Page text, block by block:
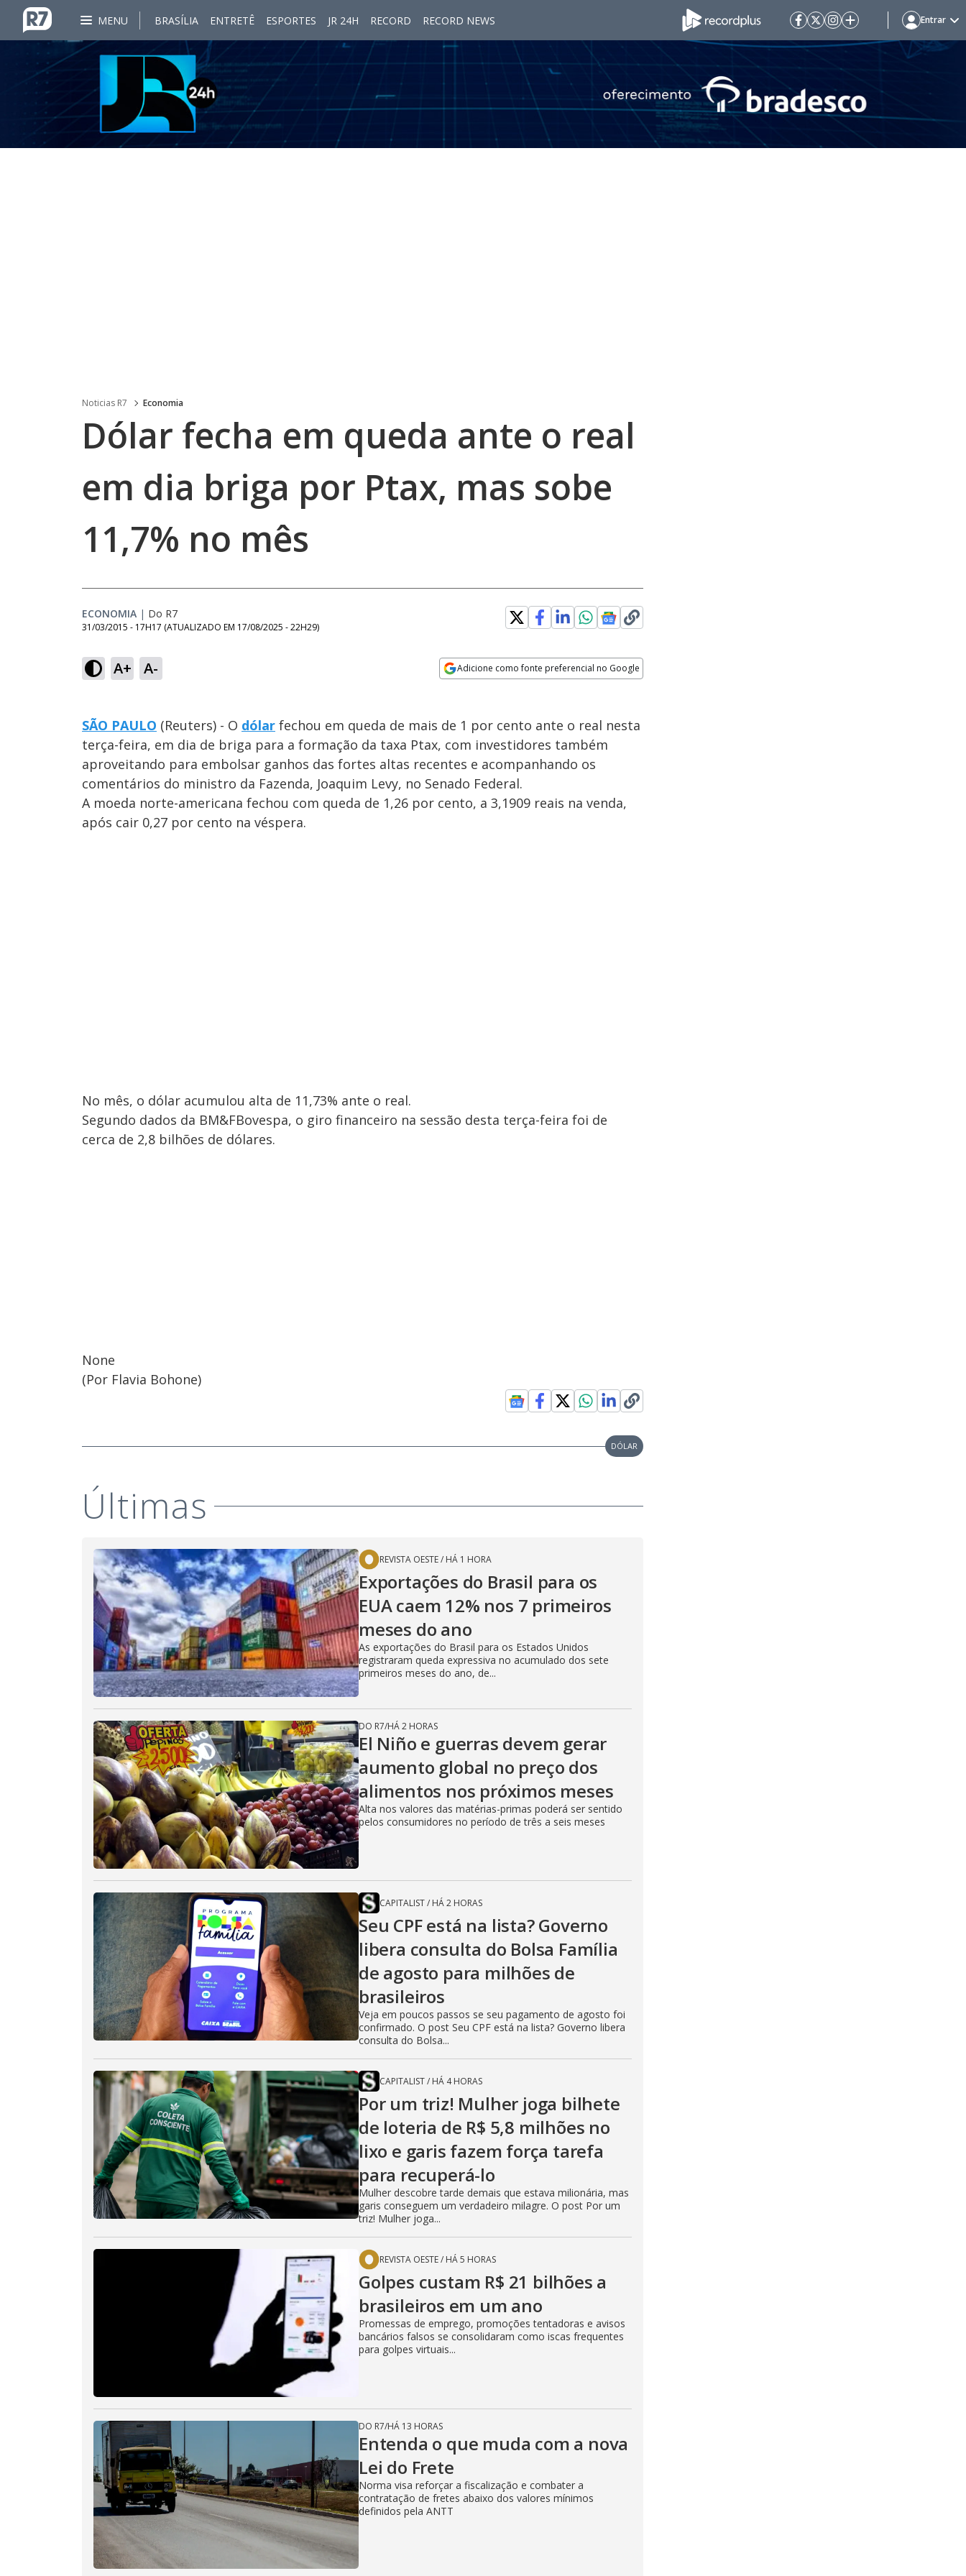
MENU BRASÍLIA ENTRETÊ ESPORTES JR 24H RECORD RECORD NEWS Entrar
Noticias R7 Economia
Dólar fecha em queda ante o real
em dia briga por Ptax, mas sobe
11,7% no mês
ECONOMIA | Do R7
31/03/2015 - 17H17 (ATUALIZADO EM 17/08/2025 - 22H29)
A+ A- Adicione como fonte preferencial no Google
SÃO PAULO (Reuters) - O dólar fechou em queda de mais de 1 por cento ante o real nesta
terça-feira, em dia de briga para a formação da taxa Ptax, com investidores também
aproveitando para embolsar ganhos das fortes altas recentes e acompanhando os
comentários do ministro da Fazenda, Joaquim Levy, no Senado Federal.
A moeda norte-americana fechou com queda de 1,26 por cento, a 3,1909 reais na venda,
após cair 0,27 por cento na véspera.
No mês, o dólar acumulou alta de 11,73% ante o real.
Segundo dados da BM&FBovespa, o giro financeiro na sessão desta terça-feira foi de
cerca de 2,8 bilhões de dólares.
None
(Por Flavia Bohone)
DÓLAR
Últimas
REVISTA OESTE/ HÁ 1 HORA
Exportações do Brasil para os
EUA caem 12% nos 7 primeiros
meses do ano
As exportações do Brasil para os Estados Unidos
registraram queda expressiva no acumulado dos sete
primeiros meses do ano, de...
DO R7/HÁ 2 HORAS
El Niño e guerras devem gerar
aumento global no preço dos
alimentos nos próximos meses
Alta nos valores das matérias-primas poderá ser sentido
pelos consumidores no período de três a seis meses
CAPITALIST/ HÁ 2 HORAS
Seu CPF está na lista? Governo
libera consulta do Bolsa Família
de agosto para milhões de
brasileiros
Veja em poucos passos se seu pagamento de agosto foi
confirmado. O post Seu CPF está na lista? Governo libera
consulta do Bolsa...
CAPITALIST/ HÁ 4 HORAS
Por um triz! Mulher joga bilhete
de loteria de R$ 5,8 milhões no
lixo e garis fazem força tarefa
para recuperá-lo
Mulher descobre tarde demais que estava milionária, mas
garis conseguem um verdadeiro milagre. O post Por um
triz! Mulher joga...
REVISTA OESTE/ HÁ 5 HORAS
Golpes custam R$ 21 bilhões a
brasileiros em um ano
Promessas de emprego, promoções tentadoras e avisos
bancários falsos se consolidaram como iscas frequentes
para golpes virtuais...
DO R7/HÁ 13 HORAS
Entenda o que muda com a nova
Lei do Frete
Norma visa reforçar a fiscalização e combater a
contratação de fretes abaixo dos valores mínimos
definidos pela ANTT